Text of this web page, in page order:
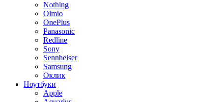
Nothing
Olmio
OnePlus
Panasonic
Redline
Sony
Sennheiser
Samsung
Оклик
Ноутбуки
Apple